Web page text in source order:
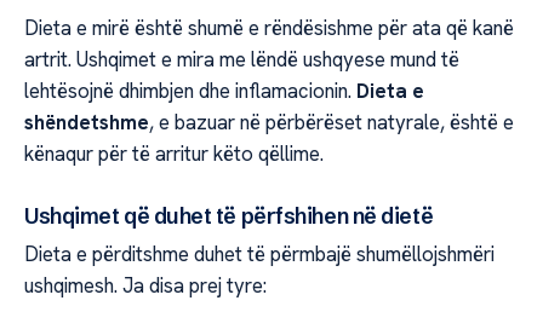
Dieta e mirë është shumë e rëndësishme për ata që kanë
artrit. Ushqimet e mira me lëndë ushqyese mund të
lehtësojnë dhimbjen dhe inflamacionin. Dieta e
shëndetshme, e bazuar në përbërëset natyrale, është e
kënaqur për të arritur këto qëllime.
Ushqimet që duhet të përfshihen në dietë
Dieta e përditshme duhet të përmbajë shumëllojshmëri
ushqimesh. Ja disa prej tyre: